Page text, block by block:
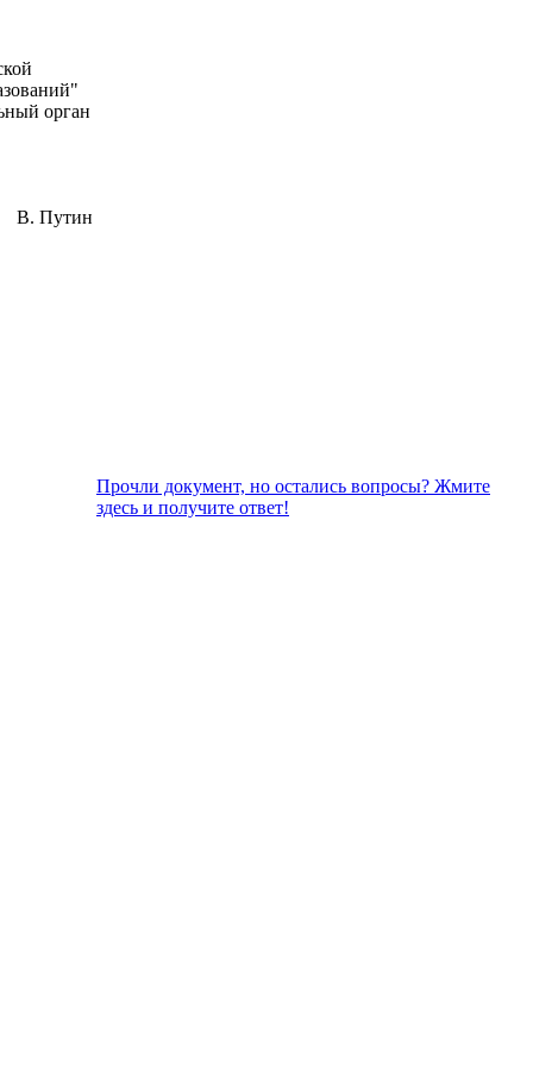
орган
В. Путин
Прочли документ, но остались вопросы? Жмите
здесь и получите ответ!